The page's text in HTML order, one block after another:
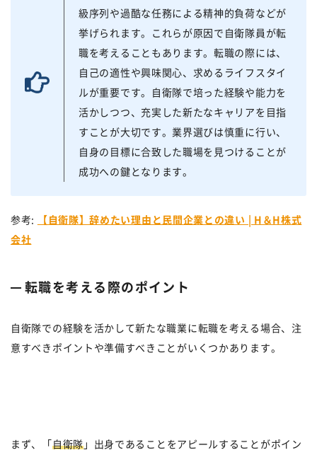
級序列や過酷な任務による精神的負荷などが
挙げられます。これらが原因で自衛隊員が転
職を考えることもあります。転職の際には、
自己の適性や興味関心、求めるライフスタイ
ルが重要です。自衛隊で培った経験や能力を
活かしつつ、充実した新たなキャリアを目指
すことが大切です。業界選びは慎重に行い、
自身の目標に合致した職場を見つけることが
成功への鍵となります。
参考:
【自衛隊】辞めたい理由と民間企業との違い | H＆H株式
会社
転職を考える際のポイント
自衛隊での経験を活かして新たな職業に転職を考える場合、注
意すべきポイントや準備すべきことがいくつかあります。
まず、「 自衛隊」出身であることをアピールすることがポイン